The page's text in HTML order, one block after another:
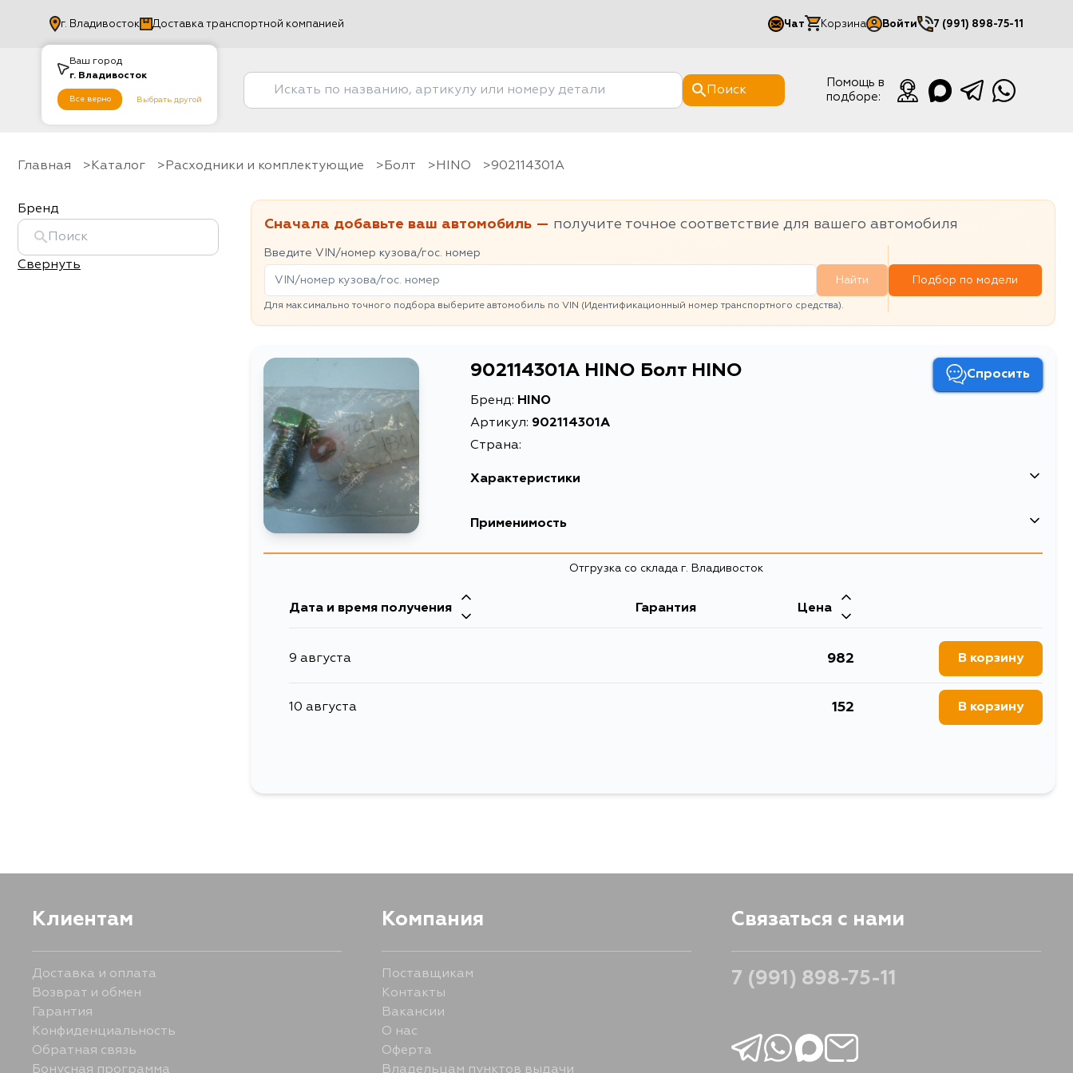
Ваш город
г. Владивосток
Все верно Выбрать другой
г. Владивосток Доставка транспортной компанией Чат Корзина Войти
Мой кабинет
7 (991) 898-75-11
Поиск
Помощь в
подборе:
Главная Каталог Расходники и комплектующие болт HINO 902114301A
Бренд
Свернуть
Сначала добавьте ваш автомобиль — получите точное соответствие для вашего автомобиля
Введите VIN/номер кузова/гос. номер
Найти
Для максимально точного подбора выберите автомобиль по VIN (Идентификационный номер транспортного средства).
Подбор по модели
902114301A HINO Болт HINO Спросить
Бренд: HINO
Артикул: 902114301A
Страна:
Характеристики
Применимость
Отгрузка со склада г. Владивосток
Дата и время получения Гарантия Цена
9 августа 982 В корзину
10 августа 152 В корзину
Клиентам
Доставка и оплата
Возврат и обмен
Гарантия
Конфиденциальность
Обратная связь
Бонусная программа
Компания
Поставщикам
Контакты
Вакансии
О нас
Оферта
Владельцам пунктов выдачи
Связаться с нами
7 (991) 898-75-11